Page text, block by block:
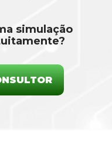
simulação